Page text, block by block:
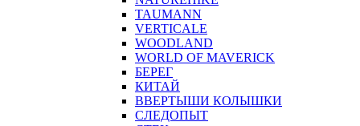
TAUMANN
VERTICALE
WOODLAND
WORLD OF MAVERICK
БЕРЕГ
КИТАЙ
ВВЕРТЫШИ КОЛЫШКИ
СЛЕДОПЫТ